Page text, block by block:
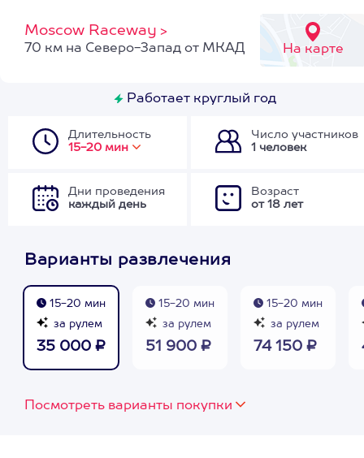
Moscow Raceway >
На карте
70 км на Северо-Запад от МКАД
Работает круглый год
Длительность
15-20 мин
Число участников
1 человек
Дни проведения
каждый день
Возраст
от 18 лет
Варианты развлечения
15-20 мин
за рулем
35 000 ₽
15-20 мин
за рулем
51 900 ₽
15-20 мин
за рулем
74 150 ₽
Посмотреть варианты покупки